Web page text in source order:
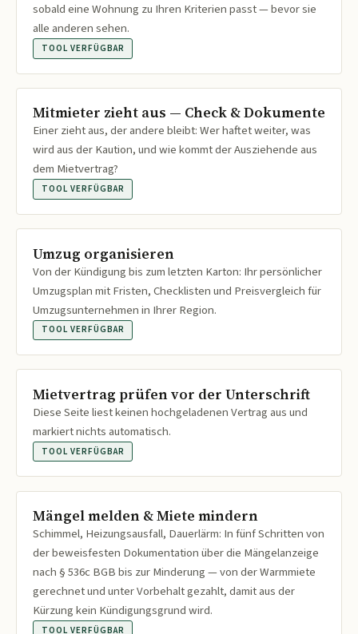
sobald eine Wohnung zu Ihren Kriterien passt — bevor sie
alle anderen sehen.
TOOL VERFÜGBAR
Mitmieter zieht aus — Check & Dokumente
Einer zieht aus, der andere bleibt: Wer haftet weiter, was
wird aus der Kaution, und wie kommt der Ausziehende aus
dem Mietvertrag?
TOOL VERFÜGBAR
Umzug organisieren
Von der Kündigung bis zum letzten Karton: Ihr persönlicher
Umzugsplan mit Fristen, Checklisten und Preisvergleich für
Umzugsunternehmen in Ihrer Region.
TOOL VERFÜGBAR
Mietvertrag prüfen vor der Unterschrift
Diese Seite liest keinen hochgeladenen Vertrag aus und
markiert nichts automatisch.
TOOL VERFÜGBAR
Mängel melden & Miete mindern
Schimmel, Heizungsausfall, Dauerlärm: In fünf Schritten von
der beweisfesten Dokumentation über die Mängelanzeige
nach § 536c BGB bis zur Minderung — von der Warmmiete
gerechnet und unter Vorbehalt gezahlt, damit aus der
Kürzung kein Kündigungsgrund wird.
TOOL VERFÜGBAR